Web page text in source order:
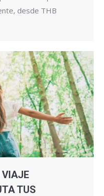
desde THB
VIAJE
TUS